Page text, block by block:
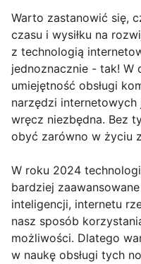
Warto zastanowić się,
czasu i wysiłku na
z technologią
jednoznacznie - tak! W
umiejętność obsługi
narzędzi
wręcz niezbędna. Bez
obyć zarówno w życiu
W roku 2024
bardziej
inteligencji, internetu
nasz sposób
możliwości. Dlatego
w naukę obsługi tych